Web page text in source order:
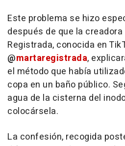
Este problema se hizo
después de que la
Registrada, conocida en
@martaregistrada,
el método que había
copa en un baño público.
agua de la cisterna del
colocársela.
La confesión, recogida